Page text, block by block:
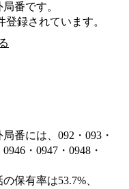
番です。
登録されています。
番には、092・093・
・0947・0948・
保有率は53.7%、